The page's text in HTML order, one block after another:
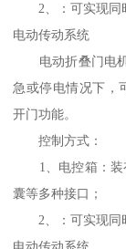
2、：可实现同时
电动传动系统
电动折叠门电机
急或停电情况下，
开门功能。
控制方式：
1、电控箱：装
囊等多种接口；
2、：可实现同时